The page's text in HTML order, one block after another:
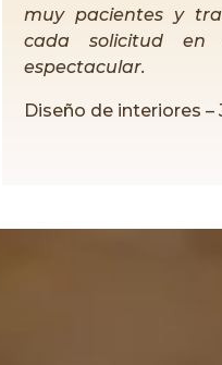
muy pacientes y
cada solicitud en
espectacular.
Diseño de interiores –